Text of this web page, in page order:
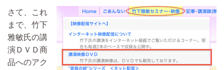
さて、これ
まで、竹下
雅敏氏の講
演ＤＶＤ商
品へのアク